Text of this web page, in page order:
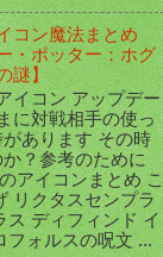
コン魔法まとめ
・ポッター：ホグ
謎】
イコン アップデー
に対戦相手の使っ
あります その時
？参考のために
アイコンまとめ こ
リクタスセンプラ
ス ディフィンド イ
フォルスの呪文 ...